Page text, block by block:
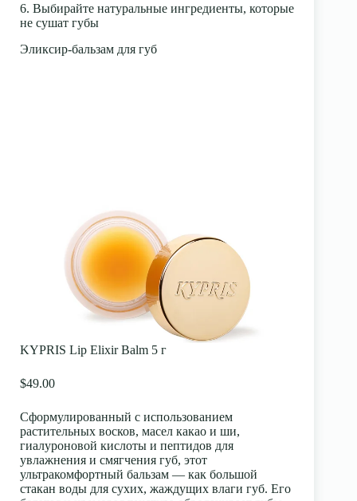
6. Выбирайте натуральные ингредиенты, которые
не сушат губы
Эликсир-бальзам для губ
KYPRIS Lip Elixir Balm 5 г
$49.00
Сформулированный с использованием
растительных восков, масел какао и ши,
гиалуроновой кислоты и пептидов для
увлажнения и смягчения губ, этот
ультракомфортный бальзам — как большой
стакан воды для сухих, жаждущих влаги губ. Его